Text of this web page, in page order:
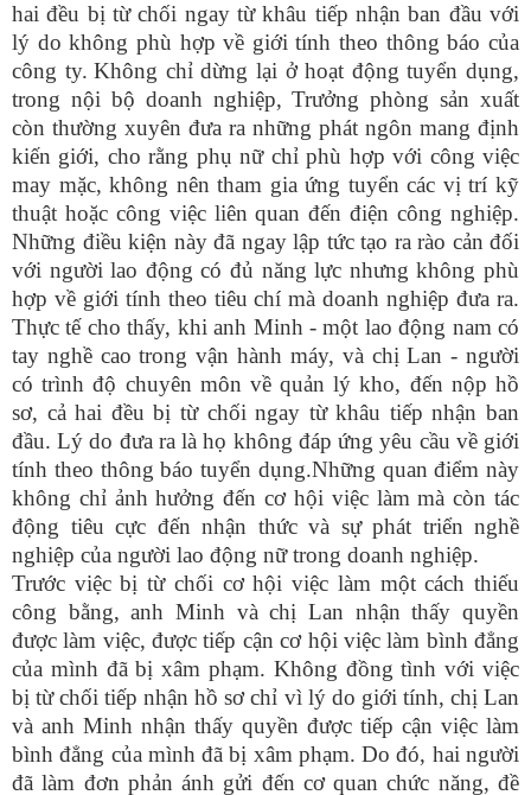
hai đều bị từ chối ngay từ khâu tiếp nhận ban đầu với
lý do không phù hợp về giới tính theo thông báo của
công ty. Không chỉ dừng lại ở hoạt động tuyển dụng,
trong nội bộ doanh nghiệp, Trưởng phòng sản xuất
còn thường xuyên đưa ra những phát ngôn mang định
kiến giới, cho rằng phụ nữ chỉ phù hợp với công việc
may mặc, không nên tham gia ứng tuyển các vị trí kỹ
thuật hoặc công việc liên quan đến điện công nghiệp.
Những điều kiện này đã ngay lập tức tạo ra rào cản đối
với người lao động có đủ năng lực nhưng không phù
hợp về giới tính theo tiêu chí mà doanh nghiệp đưa ra.
Thực tế cho thấy, khi anh Minh -một lao động nam có
tay nghề cao trong vận hành máy, và chị Lan- người
có trình độ chuyên môn về quản lý kho, đến nộp hồ
sơ, cả hai đều bị từ chối ngay từ khâu tiếp nhận ban
đầu. Lý do đưa ra là họ không đáp ứng yêu cầu về giới
tính theo thông báo tuyển dụng.Những quan điểm này
không chỉ ảnh hưởng đến cơ hội việc làm mà còn tác
động tiêu cực đến nhận thức và sự phát triển nghề
nghiệp của người lao động nữ trong doanh nghiệp.
Trước việc bị từ chối cơ hội việc làm một cách thiếu
công bằng, anh Minh và chị Lan nhận thấy quyền
được làm việc, được tiếp cận cơ hội việc làm bình đẳng
của mình đã bị xâm phạm. Không đồng tình với việc
bị từ chối tiếp nhận hồ sơ chỉ vì lý do giới tính, chị Lan
và anh Minh nhận thấy quyền được tiếp cận việc làm
bình đẳng của mình đã bị xâm phạm. Do đó, hai người
đã làm đơn phản ánh gửi đến cơ quan chức năng, đề